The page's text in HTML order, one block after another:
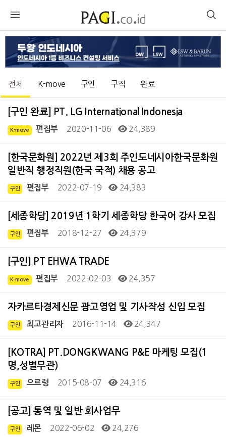
전체 K-move 구인 구직 완료
[구인 완료] PT. LG International Indonesia
K-move 편집부 2020-11-06 24,389
[한국문화원] 2022년 제3회 주인도네시아한국문화원
일반직 행정직원(한국 국적) 채용 공고
구인 편집부 2022-07-19 24,383
[세종학당] 2019년 1학기 세종학당 한국어 강사 모집
구인 편집부 2018-12-27 24,379
[구인] PT EHWA TRADE
K-move 편집부 2022-02-03 24,357
자카르타경제신문 광고영업 및 기사작성 신입 모집
구인 최고관리자 2016-11-14 24,347
[KOTRA] PT.DONGKWANG P&E 마케팅 모집(1
명,성별무관)
구인 으르렁 2015-08-07 24,316
[공고] 통역 및 일반 회사업무
구인 레몬 2022-06-02 24,276